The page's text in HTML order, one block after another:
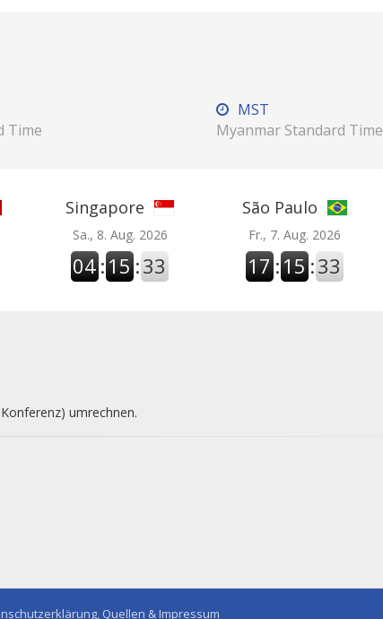
Time
MST
Myanmar Standard Time
Singapore
Sa., 8. Aug. 2026
04 :15 :34
São Paulo
Fr., 7. Aug. 2026
17 :15 :34
umrechnen.
Quellen & Impressum